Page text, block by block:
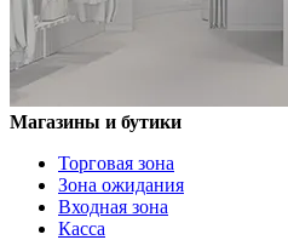
Магазины и бутики
Торговая зона
Зона ожидания
Входная зона
Касса